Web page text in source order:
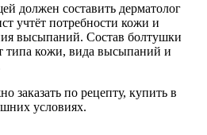
должен составить дерматолог
учтёт потребности кожи и
высыпаний. Состав болтушки
типа кожи, вида высыпаний и
заказать по рецепту, купить в
условиях.